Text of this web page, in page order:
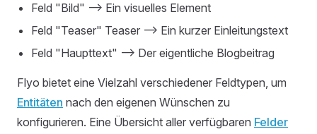
Feld "Bild" —> Ein visuelles Element
Feld "Teaser" Teaser —> Ein kurzer Einleitungstext
Feld "Haupttext" —> Der eigentliche Blogbeitrag
Flyo bietet eine Vielzahl verschiedener Feldtypen, um
Entitäten nach den eigenen Wünschen zu
konfigurieren. Eine Übersicht aller verfügbaren Felder